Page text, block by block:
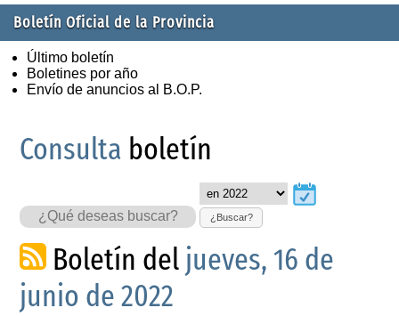
Boletín Oficial de la Provincia
Último boletín
Boletines por año
Envío de anuncios al B.O.P.
Consulta boletín
¿Buscar?
Boletín del jueves, 16 de
junio de 2022